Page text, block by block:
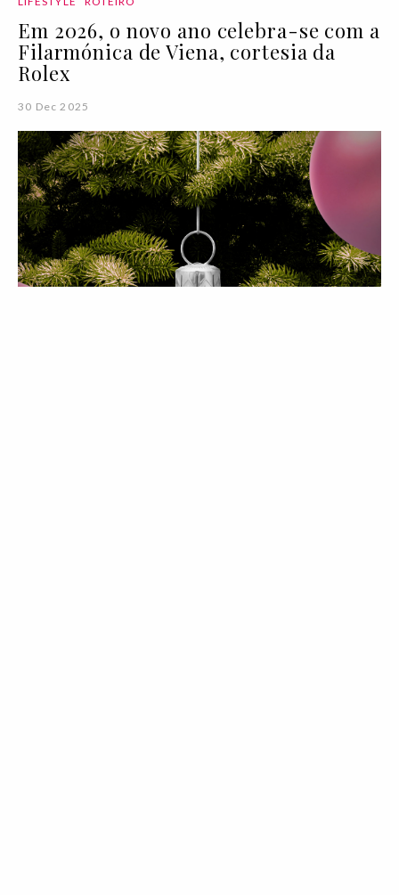
Em 2026, o novo ano celebra-se com a
Filarmónica de Viena, cortesia da
Rolex
30 Dec 2025